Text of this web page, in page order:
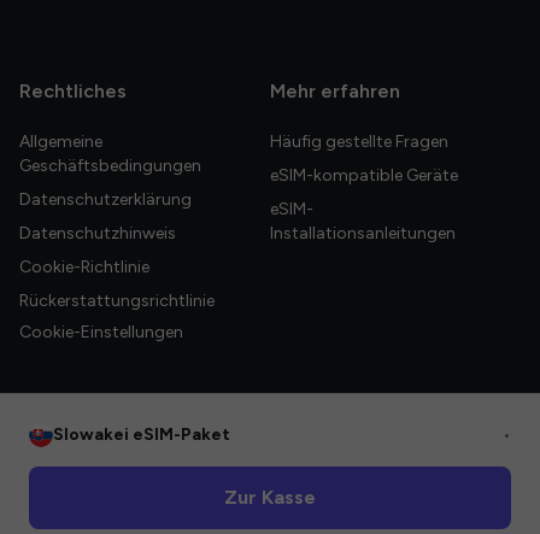
Rechtliches
Allgemeine
Geschäftsbedingungen
Datenschutzerklärung
Datenschutzhinweis
Cookie-Richtlinie
Rückerstattungsrichtlinie
Cookie-Einstellungen
Mehr erfahren
Häufig gestellte Fragen
eSIM-kompatible Geräte
eSIM-
Installationsanleitungen
Slowakei eSIM-Paket •
Zur Kasse